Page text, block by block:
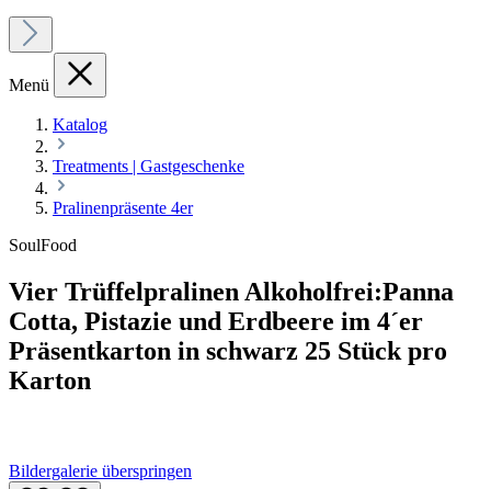
Menü
Katalog
Treatments | Gastgeschenke
Pralinenpräsente 4er
SoulFood
Vier Trüffelpralinen Alkoholfrei:Panna
Cotta, Pistazie und Erdbeere im 4´er
Präsentkarton in schwarz 25 Stück pro
Karton
Bildergalerie überspringen